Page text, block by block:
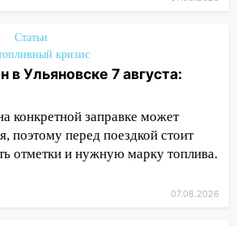
проверяет
в селе Кивать
после прокурорской
разметку на
Гая в Ульяновске
автомобилей на
Статьи
кризис
в Ульяновске 7 августа:
конкретной заправке может
поэтому перед поездкой стоит
отметки и нужную марку топлива.
07.08.2026